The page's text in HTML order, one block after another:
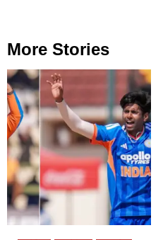
More Stories